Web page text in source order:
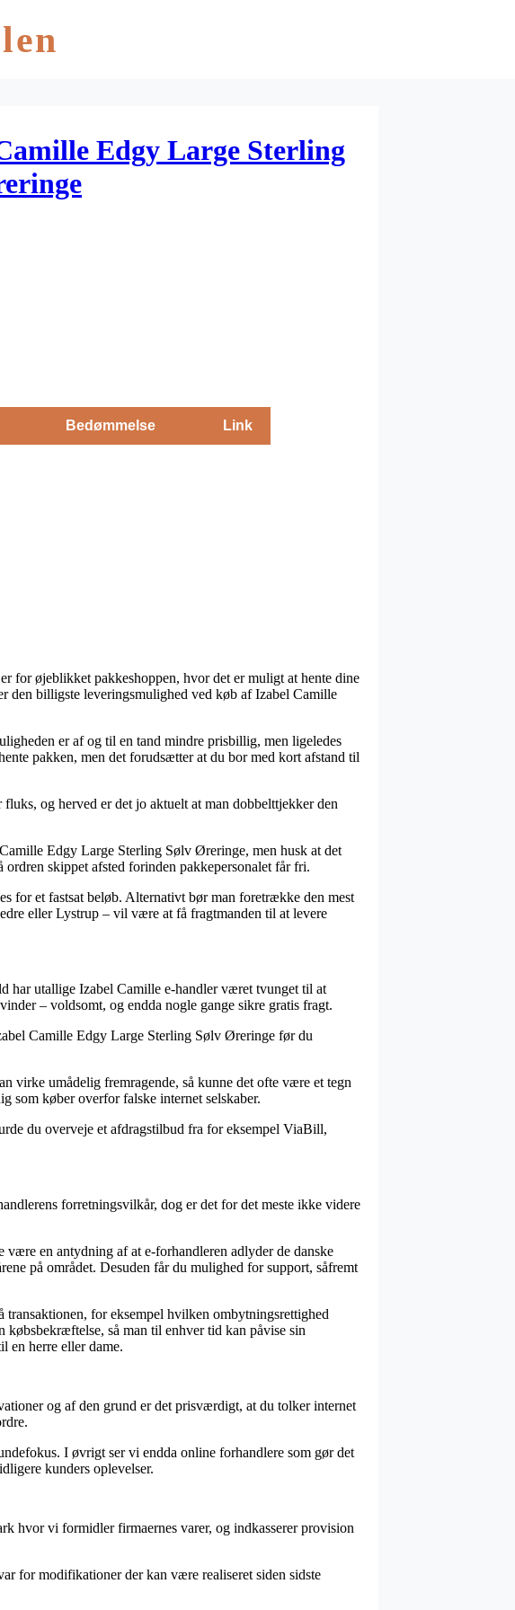
Edgy Large Sterling
Bedømmelse Link
for øjeblikket pakkeshoppen, hvor det er muligt at hente dine
den billigste leveringsmulighed ved køb af Izabel Camille
er af og til en tand mindre prisbillig, men ligeledes
pakken, men det forudsætter at du bor med kort afstand til
og herved er det jo aktuelt at man dobbelttjekker den
Edgy Large Sterling Sølv Øreringe, men husk at det
skippet afsted forinden pakkepersonalet får fri.
for et fastsat beløb. Alternativt bør man foretrække den mest
eller Lystrup – vil være at få fragtmanden til at levere
har utallige Izabel Camille e-handler været tvunget til at
– voldsomt, og endda nogle gange sikre gratis fragt.
Camille Edgy Large Sterling Sølv Øreringe før du
virke umådelig fremragende, så kunne det ofte være et tegn
som køber overfor falske internet selskaber.
du overveje et afdragstilbud fra for eksempel ViaBill,
forretningsvilkår, dog er det for det meste ikke videre
en antydning af at e-forhandleren adlyder de danske
på området. Desuden får du mulighed for support, såfremt
for eksempel hvilken ombytningsrettighed
købsbekræftelse, så man til enhver tid kan påvise sin
en herre eller dame.
og af den grund er det prisværdigt, at du tolker internet
I øvrigt ser vi endda online forhandlere som gør det
kunders oplevelser.
hvor vi formidler firmaernes varer, og indkasserer provision
for modifikationer der kan være realiseret siden sidste